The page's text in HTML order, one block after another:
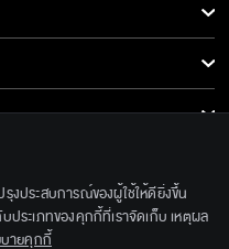
งประสบการณ์ของผู้ใช้ให้ดียิ่งขึ้น
ประเภทของคุกกี้ที่เราจัดเก็บ เหตุผล
ายคุกกี้